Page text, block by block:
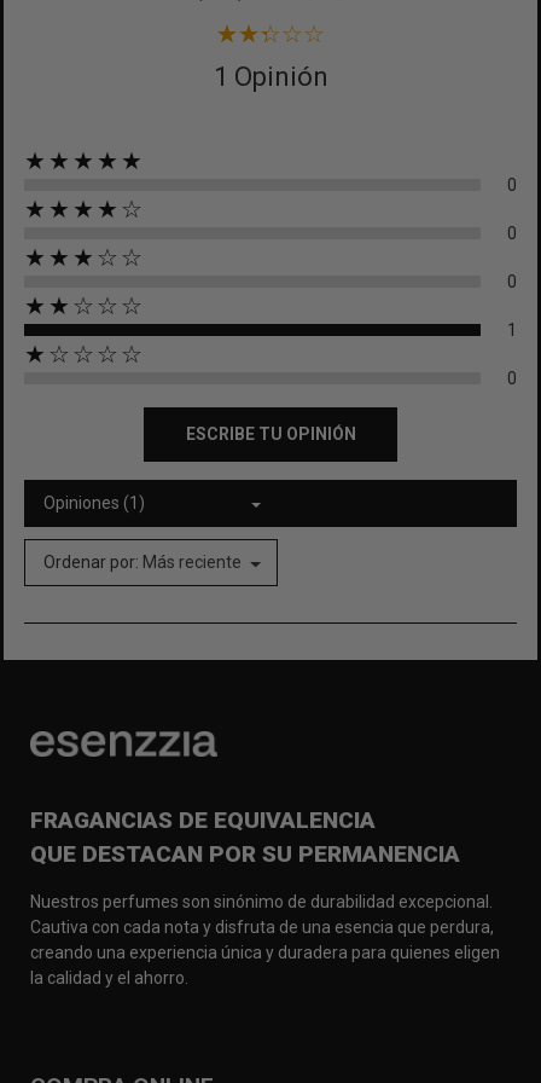
1 Opinión
★★★★★
0
★★★★☆
0
★★★☆☆
0
★★☆☆☆
1
★☆☆☆☆
0
ESCRIBE TU OPINIÓN
Opiniones (1)
Ordenar por: Más reciente
FRAGANCIAS DE EQUIVALENCIA
QUE DESTACAN POR SU PERMANENCIA
Nuestros perfumes son sinónimo de durabilidad excepcional.
Cautiva con cada nota y disfruta de una esencia que perdura,
creando una experiencia única y duradera para quienes eligen
la calidad y el ahorro.